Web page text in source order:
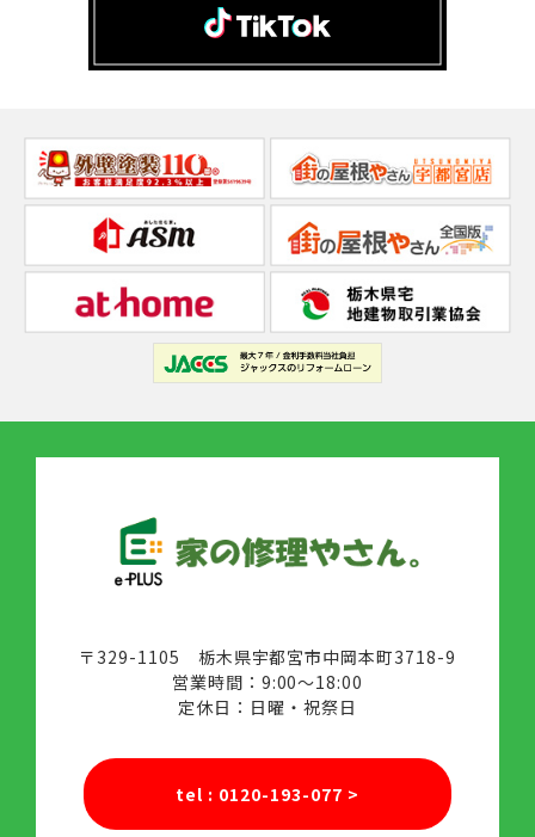
〒329-1105 栃木県宇都宮市中岡本町3718-9
営業時間：9:00～18:00
定休日：日曜・祝祭日
tel : 0120-193-077 >